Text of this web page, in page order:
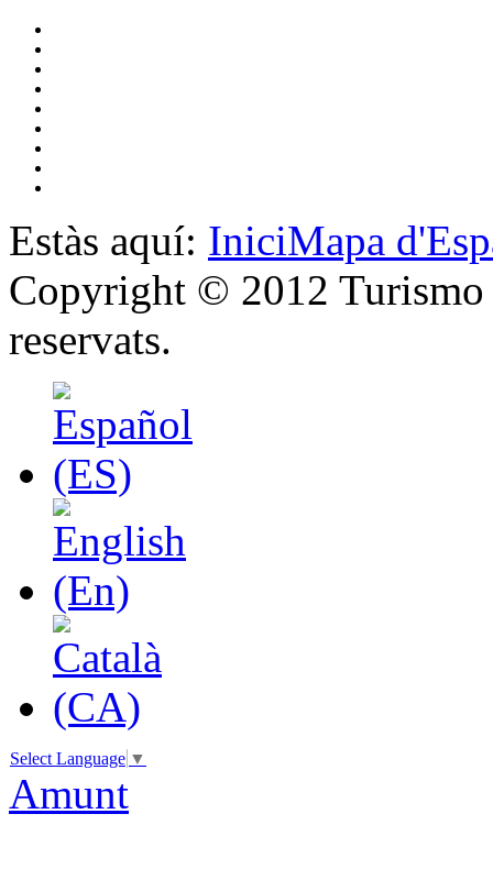
Estàs aquí: IniciMapa
Copyright © 2012 Turismo
reservats.
Select Language ▼
Amunt